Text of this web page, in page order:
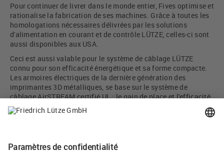
Pour continuer de livrer dans le monde entier, Fives optimise et
rationalise la fabrication de ses machines. Grâce à toutes les
homologations nécessaires délivrées par les solutions
d'alimentation en courant et de contrôle LÜTZE, celles-ci sont
aussi disponibles aux USA.
Ceci est aussi valable pour le système de câblage LÜTZE
connu pour son efficacité énergétique et sa forme compacte.
Les armoires électriques de la dernière génération des
imprimantes 3D métalliques, se base sur le système de
câblage AirSTREAM certifié UL : le gain de place et l'efficacité
en énergie permettent d'optimiser le design des châssis, la
résistance aux chocs et aux vibrations a été testée. Les
d'automatisation proposées par LÜTZE.